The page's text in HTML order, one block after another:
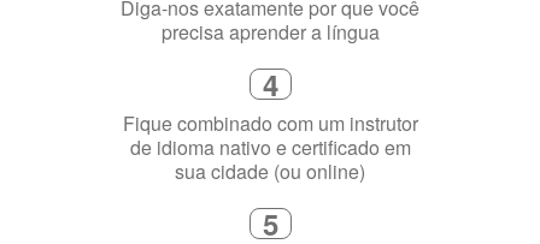
3
Diga-nos exatamente por que você
precisa aprender a língua
4
Fique combinado com um instrutor
de idioma nativo e certificado em
sua cidade (ou online)